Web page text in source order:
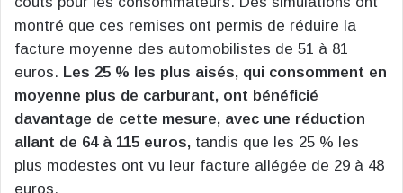
montré que ces remises ont permis de réduire la
facture moyenne des automobilistes de 51 à 81
euros. Les 25 % les plus aisés, qui consomment en
moyenne plus de carburant, ont bénéficié
davantage de cette mesure, avec une réduction
allant de 64 à 115 euros, tandis que les 25 % les
plus modestes ont vu leur facture allégée de 29 à 48
euros.